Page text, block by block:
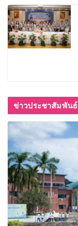
ข่าวประชาสัมพันธ์